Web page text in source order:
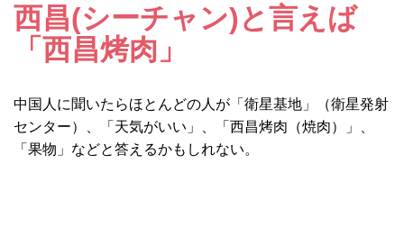
西昌(シーチャン)と言えば
「西昌烤肉」
中国人に聞いたらほとんどの人が「衛星基地」（衛星発射
センター）、「天気がいい」、「西昌烤肉（焼肉）」、
「果物」などと答えるかもしれない。